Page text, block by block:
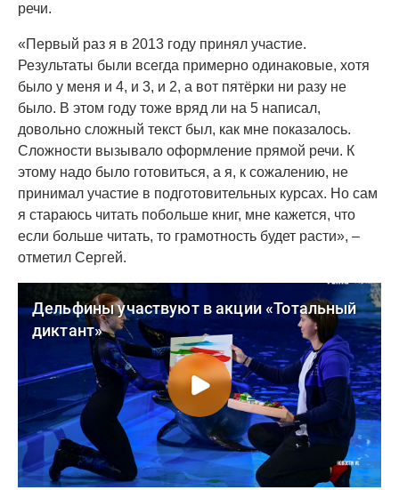
речи.
«Первый раз я в 2013 году принял участие.
Результаты были всегда примерно одинаковые, хотя
было у меня и 4, и 3, и 2, а вот пятёрки ни разу не
было. В этом году тоже вряд ли на 5 написал,
довольно сложный текст был, как мне показалось.
Сложности вызывало оформление прямой речи. К
этому надо было готовиться, а я, к сожалению, не
принимал участие в подготовительных курсах. Но сам
я стараюсь читать побольше книг, мне кажется, что
если больше читать, то грамотность будет расти», –
отметил Сергей.